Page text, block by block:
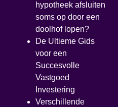
hypotheek afsluiten
soms op door een
doolhof lopen?
De Ultieme Gids
voor een
Succesvolle
Vastgoed
Investering
Verschillende